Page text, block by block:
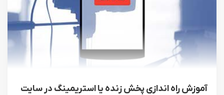
آموزش راه اندازی پخش زنده یا استریمینگ در سایت